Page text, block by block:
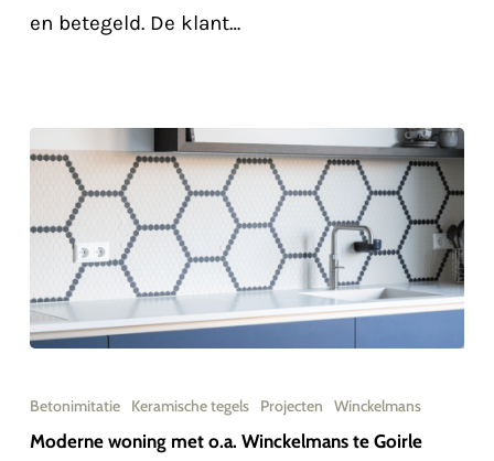
en betegeld. De klant…
woning
met
Betonimitatie Keramische tegels Projecten Winckelmans
Moderne woning met o.a. Winckelmans te Goirle